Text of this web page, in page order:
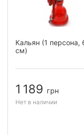
Кальян (1 персона,
см)
1 189 грн
Нет в наличии